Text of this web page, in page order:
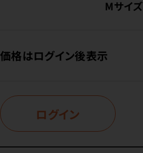
Mサイズ
価格はログイン後表示
ログイン